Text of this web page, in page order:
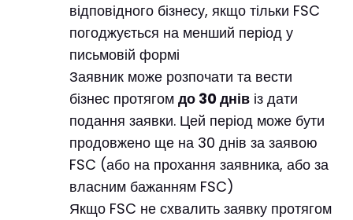
відповідного бізнесу, якщо тільки FSC
погоджується на менший період у
письмовій формі
Заявник може розпочати та вести
бізнес протягом до 30 днів із дати
подання заявки. Цей період може бути
продовжено ще на 30 днів за заявою
FSC (або на прохання заявника, або за
власним бажанням FSC)
Якщо FSC не схвалить заявку протягом